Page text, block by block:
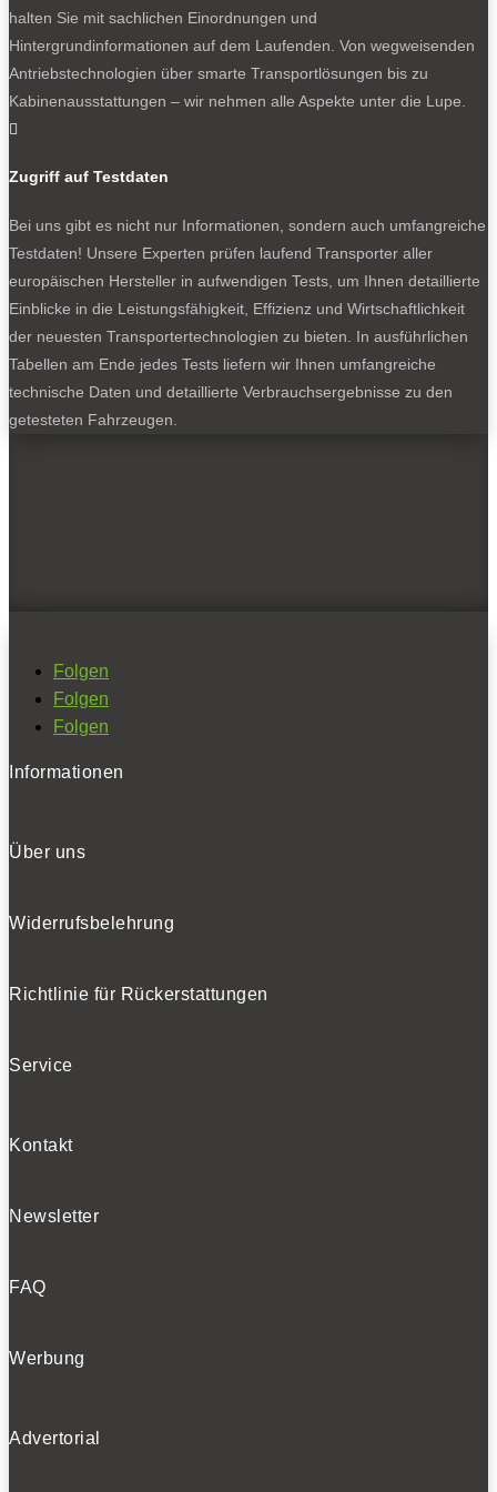
zum Beispiel die Anhängelast von 3,5 Tonnen. An
Sowohl der Ford Transit Custom MS-RT als auch der
Ranger MS-RT sollen in Kürze bestellbar sein und ab
Mitte des Jahres ausgeliefert werden. Ford will sie in
limitierter Stückzahl auflegen.
Sie interessieren sich für den klassischen Ford Transit
Custom? Hier geht’s zum Experten-Test:
Experten-Test: neuer Ford Transit Custom
Transporter fürs Herz: Ford Ranger MS-RT und Ford Transit
Extrovertierter Auftritt: Ford Transit Custom MS-RT.
halten Sie mit sachlichen Einordnungen und
Hintergrundinformationen auf dem Laufenden. Von wegweisenden
Antriebstechnologien über smarte Transportlösungen bis zu
Kabinenausstattungen – wir nehmen alle Aspekte unter die Lupe.

Zugriff auf Testdaten
Bei uns gibt es nicht nur Informationen, sondern auch umfangreiche
Testdaten! Unsere Experten prüfen laufend Transporter aller
europäischen Hersteller in aufwendigen Tests, um Ihnen detaillierte
Einblicke in die Leistungsfähigkeit, Effizienz und Wirtschaftlichkeit
der neuesten Transportertechnologien zu bieten. In ausführlichen
Tabellen am Ende jedes Tests liefern wir Ihnen umfangreiche
technische Daten und detaillierte Verbrauchsergebnisse zu den
getesteten Fahrzeugen.
Folgen
Folgen
Folgen
Informationen
Über uns
Widerrufsbelehrung
Richtlinie für Rückerstattungen
Service
Kontakt
Newsletter
FAQ
Werbung
Advertorial